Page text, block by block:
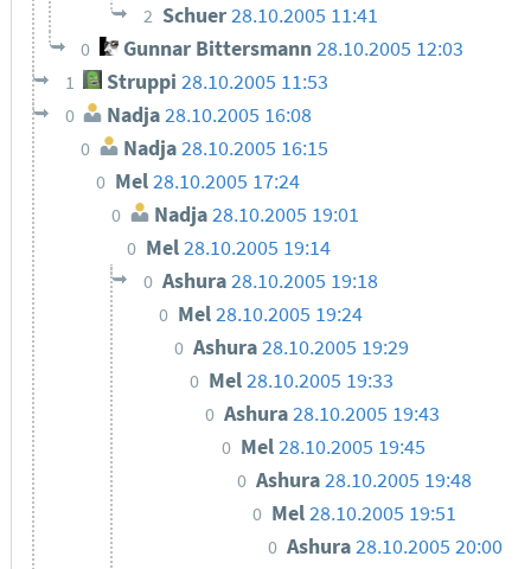
2 Schuer28.10.2005 11:41
0 Gunnar Bittersmann 28.10.2005 12:03
1 Struppi 28.10.2005 11:53
0 Nadja28.10.2005 16:08
0 Nadja 28.10.2005 16:15
0 Mel28.10.2005 17:24
0 Nadja28.10.2005 19:01
0 Mel28.10.2005 19:14
0 Ashura28.10.2005 19:18
0 Mel28.10.2005 19:24
0 Ashura28.10.2005 19:29
0 Mel28.10.2005 19:33
0 Ashura28.10.2005 19:43
0 Mel28.10.2005 19:45
0 Ashura28.10.2005 19:48
0 Mel28.10.2005 19:51
0 Ashura28.10.2005 20:00